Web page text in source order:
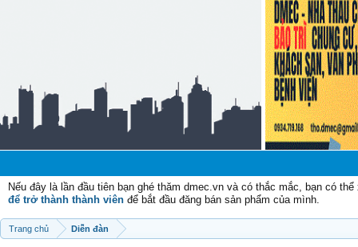
Nếu đây là lần đầu tiên bạn ghé thăm dmec.vn và có thắc mắc, bạn có
để trở thành thành viên để bắt đầu đăng bán sản phẩm của mình.
Trang chủ Diễn đàn